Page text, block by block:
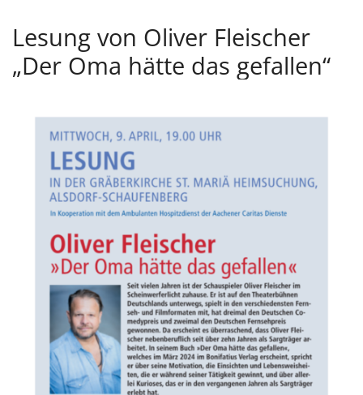
Lesung von Oliver Fleischer
„Der Oma hätte das gefallen“